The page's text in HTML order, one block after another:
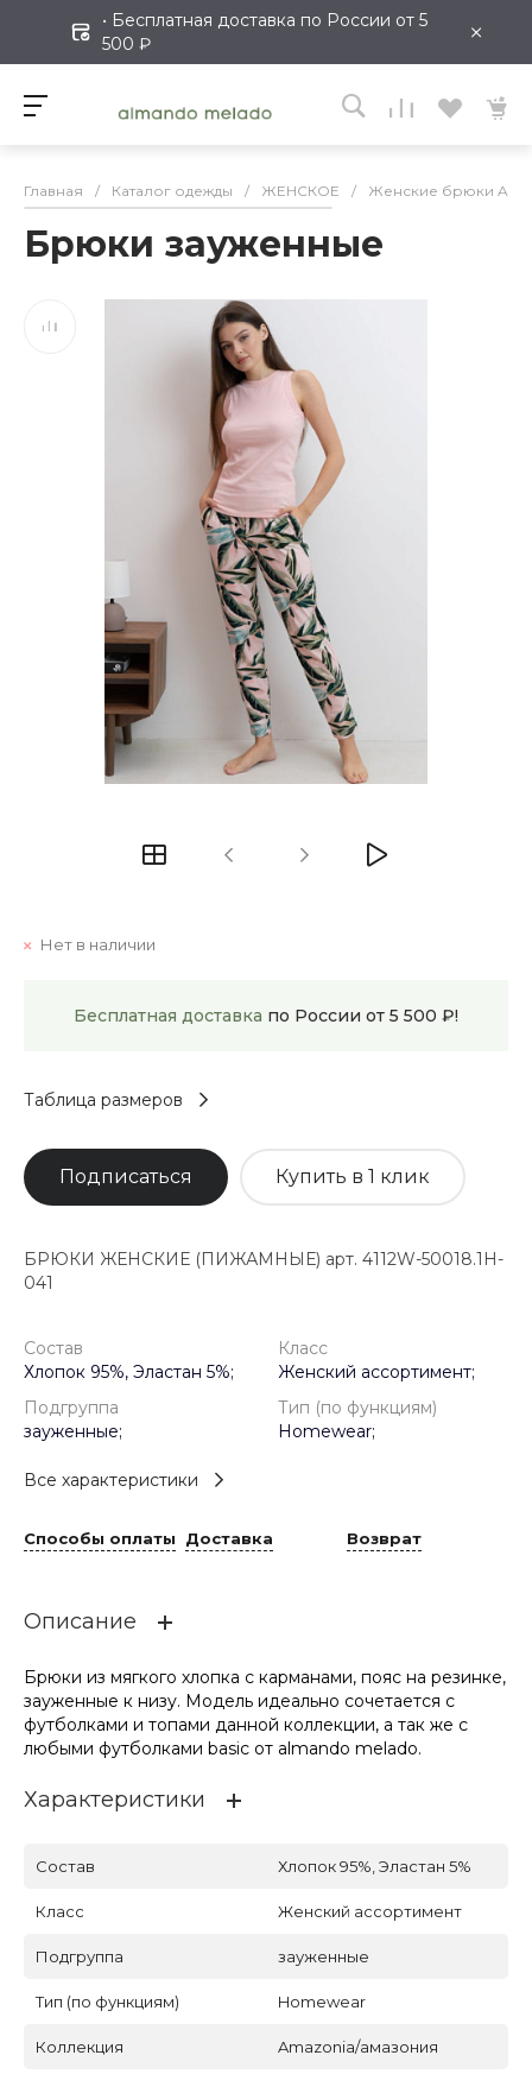
• Бесплатная доставка по России от 5
500 ₽
×
Главная / Каталог одежды / ЖЕНСКОЕ / Женские брюки
Брюки зауженные
Нет в наличии
Бесплатная доставка по России от 5 500 ₽!
Таблица размеров
Подписаться Купить в 1 клик
БРЮКИ ЖЕНСКИЕ (ПИЖАМНЫЕ) арт. 4112W-50018.1H-
041
Состав
Хлопок 95%, Эластан 5%;
Класс
Женский ассортимент;
Подгруппа
зауженные;
Тип (по функциям)
Homewear;
Все характеристики
Способы оплаты Доставка Возврат
Описание
Брюки из мягкого хлопка с карманами, пояс на резинке,
зауженные к низу. Модель идеально сочетается с
футболками и топами данной коллекции, а так же с
любыми футболками basic от almando melado.
Характеристики
Состав Хлопок 95%, Эластан 5%
Класс Женский ассортимент
Подгруппа зауженные
Тип (по функциям) Homewear
Коллекция Amazonia/амазония